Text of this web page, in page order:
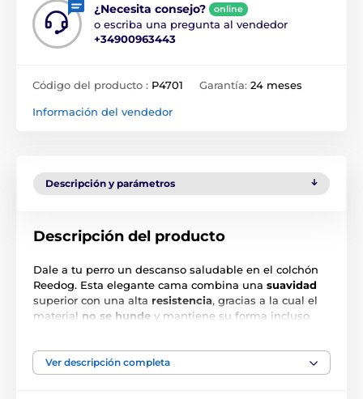
¿Necesita consejo? online
o escriba una pregunta al vendedor
+34900963443
Código del producto : P4701 Garantía: 24 meses
Información del vendedor
Descripción y parámetros
Descripción del producto
Dale a tu perro un descanso saludable en el colchón
Reedog. Esta elegante cama combina una suavidad
superior con una alta resistencia, gracias a la cual el
material no se hunde y mantiene su forma incluso
Ver descripción completa